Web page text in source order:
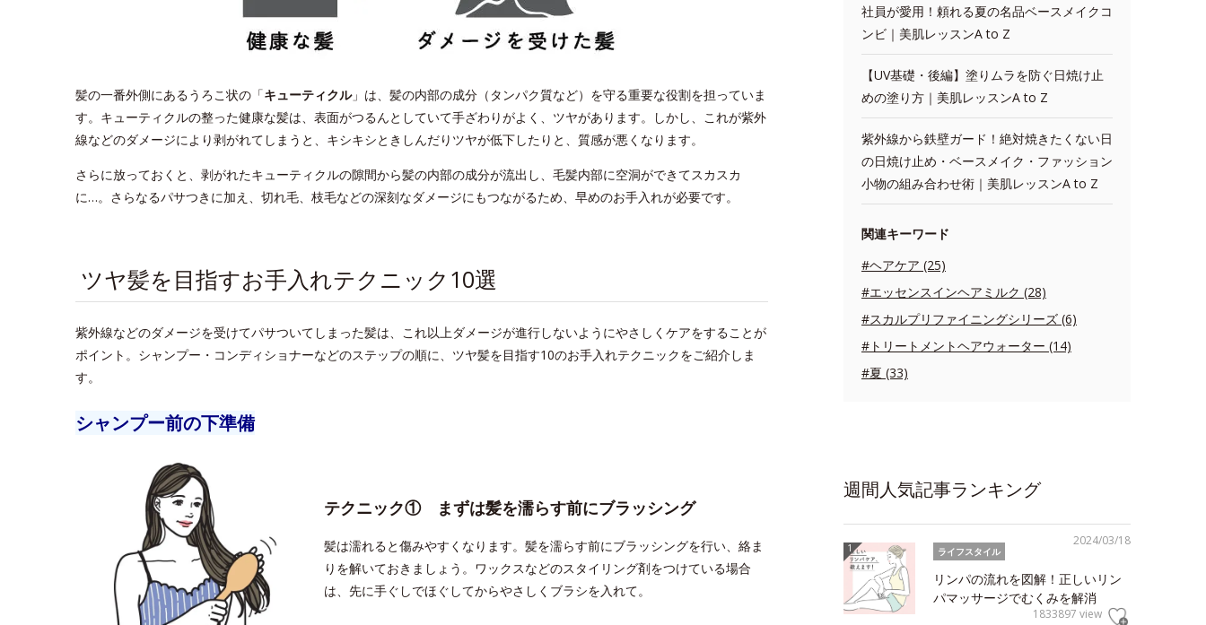
髪の一番外側にあるうろこ状の「キューティクル」は、髪の内部の成分（タンパク質など）を守る重要な役割を担っていま
す。キューティクルの整った健康な髪は、表面がつるんとしていて手ざわりがよく、ツヤがあります。しかし、これが紫外
線などのダメージにより剥がれてしまうと、キシキシときしんだりツヤが低下したりと、質感が悪くなります。
さらに放っておくと、剥がれたキューティクルの隙間から髪の内部の成分が流出し、毛髪内部に空洞ができてスカスカ
に…。さらなるパサつきに加え、切れ毛、枝毛などの深刻なダメージにもつながるため、早めのお手入れが必要です。
ツヤ髪を目指すお手入れテクニック10選
紫外線などのダメージを受けてパサついてしまった髪は、これ以上ダメージが進行しないようにやさしくケアをすることが
ポイント。シャンプー・コンディショナーなどのステップの順に、ツヤ髪を目指す10のお手入れテクニックをご紹介しま
す。
シャンプー前の下準備
テクニック① まずは髪を濡らす前にブラッシング
髪は濡れると傷みやすくなります。髪を濡らす前にブラッシングを行い、絡ま
りを解いておきましょう。ワックスなどのスタイリング剤をつけている場合
は、先に手ぐしでほぐしてからやさしくブラシを入れて。
社員が愛用！頼れる夏の名品ベースメイクコ
ンビ｜美肌レッスンA to Z
【UV基礎・後編】塗りムラを防ぐ日焼け止
めの塗り方｜美肌レッスンA to Z
紫外線から鉄壁ガード！絶対焼きたくない日
の日焼け止め・ベースメイク・ファッション
小物の組み合わせ術｜美肌レッスンA to Z
関連キーワード
#ヘアケア (25)
#エッセンスインヘアミルク (28)
#スカルプリファイニングシリーズ (6)
#トリートメントヘアウォーター (14)
#夏 (33)
週間人気記事ランキング
2024/03/18
ライフスタイル
リンパの流れを図解！正しいリン
パマッサージでむくみを解消
1833897 view